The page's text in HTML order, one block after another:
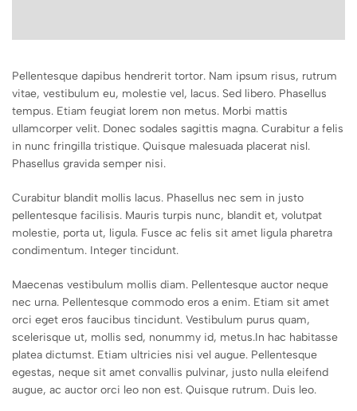
Pellentesque dapibus hendrerit tortor. Nam ipsum risus, rutrum
vitae, vestibulum eu, molestie vel, lacus. Sed libero. Phasellus
tempus. Etiam feugiat lorem non metus. Morbi mattis
ullamcorper velit. Donec sodales sagittis magna. Curabitur a felis
in nunc fringilla tristique. Quisque malesuada placerat nisl.
Phasellus gravida semper nisi.
Curabitur blandit mollis lacus. Phasellus nec sem in justo
pellentesque facilisis. Mauris turpis nunc, blandit et, volutpat
molestie, porta ut, ligula. Fusce ac felis sit amet ligula pharetra
condimentum. Integer tincidunt.
Maecenas vestibulum mollis diam. Pellentesque auctor neque
nec urna. Pellentesque commodo eros a enim. Etiam sit amet
orci eget eros faucibus tincidunt. Vestibulum purus quam,
scelerisque ut, mollis sed, nonummy id, metus.In hac habitasse
platea dictumst. Etiam ultricies nisi vel augue. Pellentesque
egestas, neque sit amet convallis pulvinar, justo nulla eleifend
augue, ac auctor orci leo non est. Quisque rutrum. Duis leo.